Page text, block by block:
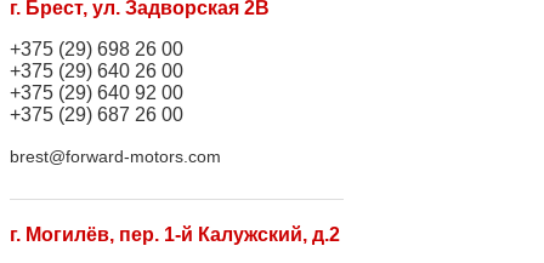
г. Брест, ул. Задворская 2В
+375 (29) 698 26 00
+375 (29) 640 26 00
+375 (29) 640 92 00
+375 (29) 687 26 00
brest@forward-motors.com
г. Могилёв, пер. 1-й Калужский, д.2